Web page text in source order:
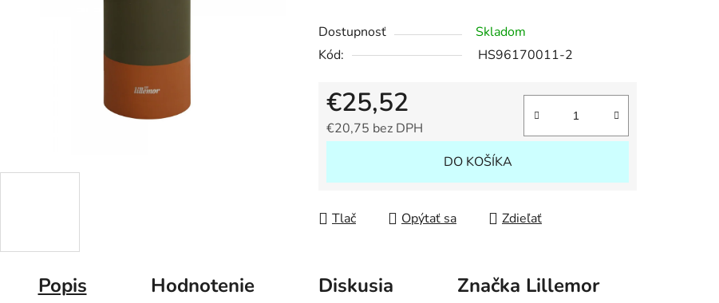
je
0,0
hviezdičiek.
Dostupnosť
Skladom
Kód:
HS96170011-2
€25,52
€20,75 bez DPH
DO KOŠÍKA
Tlač Opýtať sa Zdieľať
Popis Hodnotenie Diskusia Značka Lillemor